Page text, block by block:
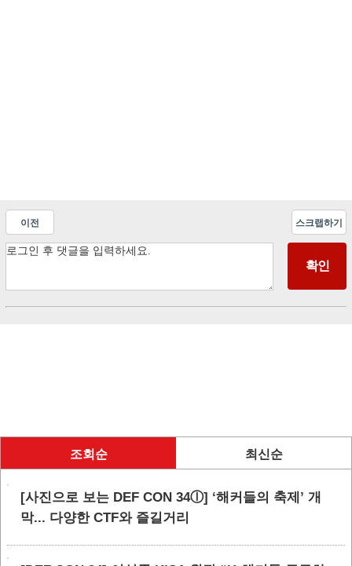
이전 스크랩하기
조회순 최신순
[사진으로 보는 DEF CON 34ⓛ] ‘해커들의 축제’ 개
막... 다양한 CTF와 즐길거리